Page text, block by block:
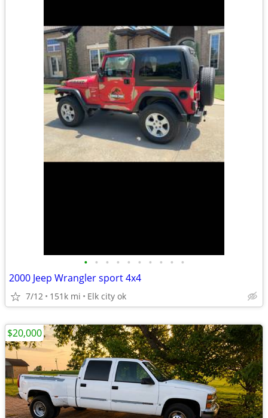
• • • • • • • • • •
2000 Jeep Wrangler sport 4x4
7/12 151k mi Elk city ok
$20,000